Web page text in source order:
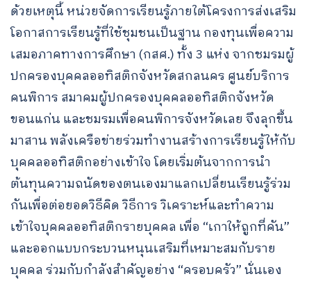
ด้วยเหตุนี้ หน่วยจัดการเรียนรู้ภายใต้โครงการส่งเสริม
โอกาสการเรียนรู้ที่ใช้ชุมชนเป็นฐาน กองทุนเพื่อความ
เสมอภาคทางการศึกษา (กสศ.) ทั้ง 3 แห่ง จากชมรมผู้
ปกครองบุคคลออทิสติกจังหวัดสกลนคร ศูนย์บริการ
คนพิการ สมาคมผู้ปกครองบุคคลออทิสติกจังหวัด
ขอนแก่น และชมรมเพื่อคนพิการจังหวัดเลย จึงลุกขึ้น
มาสาน พลังเครือข่ายร่วมทำงานสร้างการเรียนรู้ให้กับ
บุคคลออทิสติกอย่างเข้าใจ โดยเริ่มต้นจากการนำ
ต้นทุนความถนัดของตนเองมาแลกเปลี่ยนเรียนรู้ร่วม
กันเพื่อต่อยอดวิธีคิด วิธีการ วิเคราะห์และทำความ
เข้าใจบุคคลออทิสติกรายบุคคล เพื่อ “เกาให้ถูกที่คัน”
และออกแบบกระบวนหนุนเสริมที่เหมาะสมกับราย
บุคคล ร่วมกับกำลังสำคัญอย่าง “ครอบครัว” นั่นเอง